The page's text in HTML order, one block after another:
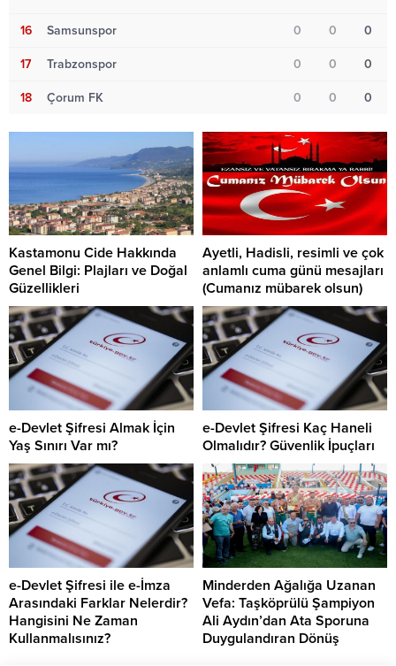
16 Samsunspor 0 0 0
17 Trabzonspor 0 0 0
18 Çorum FK 0 0 0
Kastamonu Cide Hakkında
Genel Bilgi: Plajları ve Doğal
Güzellikleri
Ayetli, Hadisli, resimli ve çok
anlamlı cuma günü mesajları
(Cumanız mübarek olsun)
e-Devlet Şifresi Almak İçin
Yaş Sınırı Var mı?
e-Devlet Şifresi Kaç Haneli
Olmalıdır? Güvenlik İpuçları
e-Devlet Şifresi ile e-İmza
Arasındaki Farklar Nelerdir?
Hangisini Ne Zaman
Kullanmalısınız?
Minderden Ağalığa Uzanan
Vefa: Taşköprülü Şampiyon
Ali Aydın’dan Ata Sporuna
Duygulandıran Dönüş